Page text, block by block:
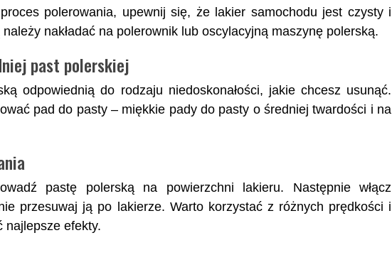
polerowania, upewnij się, że lakier samochodu jest czysty i
należy nakładać na polerownik lub oscylacyjną maszynę polerską.
past polerskiej
odpowiednią do rodzaju niedoskonałości, jakie chcesz usunąć.
pad do pasty – miękkie pady do pasty o średniej twardości i na
pastę polerską na powierzchni lakieru. Następnie włącz
przesuwaj ją po lakierze. Warto korzystać z różnych prędkości i
najlepsze efekty.